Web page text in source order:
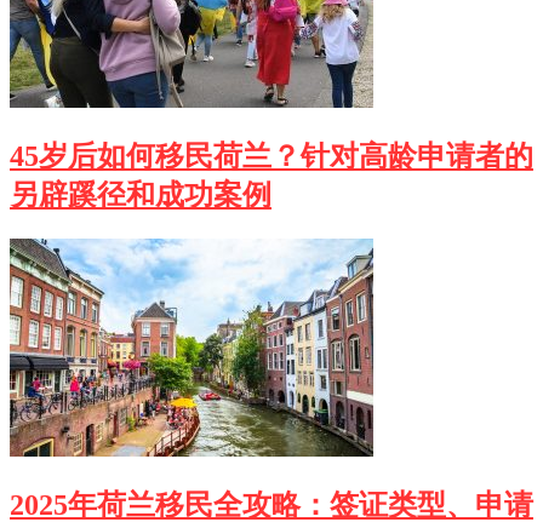
45岁后如何移民荷兰？针对高龄申请者的
另辟蹊径和成功案例
2025年荷兰移民全攻略：签证类型、申请